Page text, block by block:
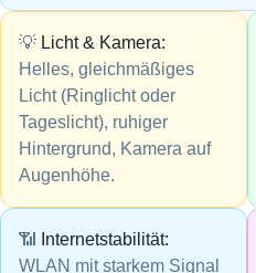
💡 Licht & Kamera:
Helles, gleichmäßiges
Licht (Ringlicht oder
Tageslicht), ruhiger
Hintergrund, Kamera auf
Augenhöhe.
📶
Internetstabilität:
WLAN mit starkem Signal